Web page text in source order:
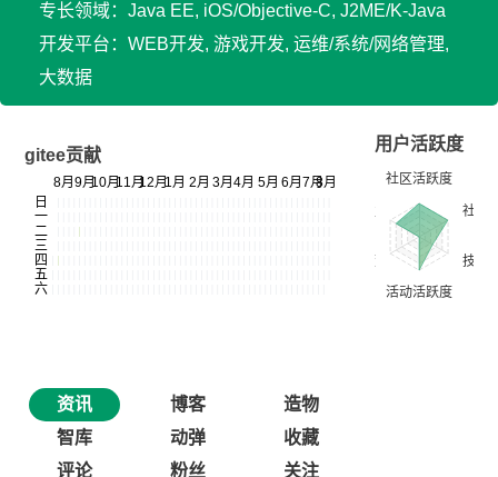
专长领域：Java EE, iOS/Objective-C, J2ME/K-Java
开发平台：WEB开发, 游戏开发, 运维/系统/网络管理,
大数据
gitee贡献
用户活跃度
资讯 博客
造物
智库
动弹
收藏
评论
粉丝 关注